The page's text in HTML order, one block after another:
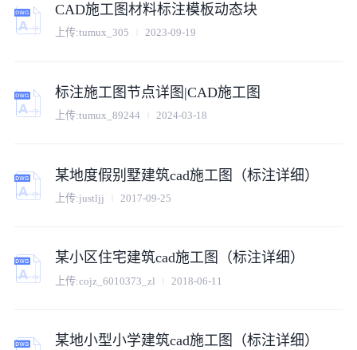
CAD施工图材料标注模板动态块
上传:tumux_305 2023-09-19
标注施工图节点详图|CAD施工图
上传:tumux_89244 2024-03-18
某地度假别墅建筑cad施工图（标注详细）
上传:justljj 2017-09-25
某小区住宅建筑cad施工图（标注详细）
上传:cojz_6010373_zl 2018-06-11
某地小型小学建筑cad施工图（标注详细）